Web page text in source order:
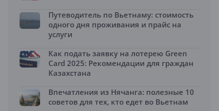
Путеводитель по Вьетнаму: стоимость
одного дня проживания и прайс на
услуги
Как подать заявку на лотерею Green
Card 2025: Рекомендации для граждан
Казахстана
Впечатления из Нячанга: полезные 10
советов для тех, кто едет во Вьетнам